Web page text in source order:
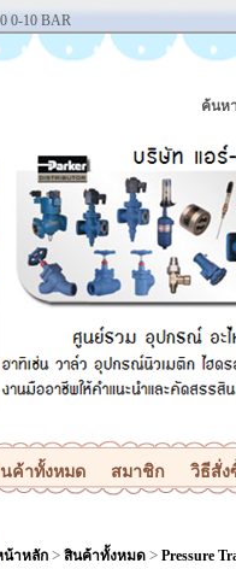
0-10 BAR
ค้นห
ค้าทั้งหมด สมาชิก วิธีสั่
น้าหลัก > สินค้าทั้งหมด > Pressure